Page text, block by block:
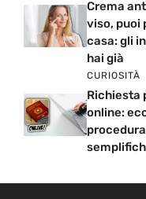
Crema
viso, puoi
casa: gli
hai già
CURIOSITÀ
Richiesta
online: